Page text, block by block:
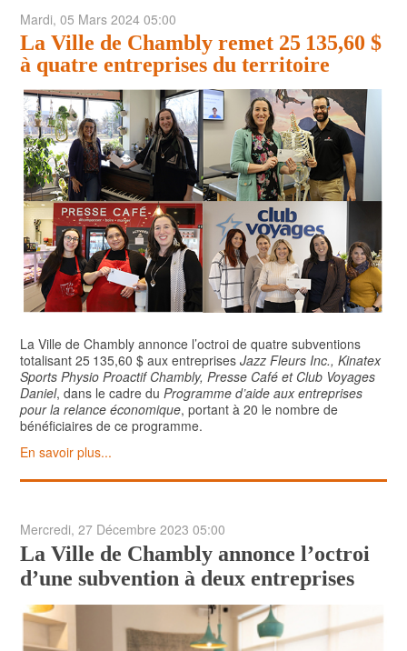
POLITIQUE
ARTS ET SPECTACLES
ENVIRONNEMENT
ÉCONOMIE
ÉDUCATION
Mardi, 05 Mars 2024 05:00
La Ville de Chambly remet 25 135,60 $
à quatre entreprises du territoire
La Ville de Chambly annonce l’octroi de quatre subventions
totalisant 25 135,60 $ aux entreprises Jazz Fleurs Inc., Kinatex
Sports Physio Proactif Chambly, Presse Café et Club Voyages
Daniel, dans le cadre du Programme d’aide aux entreprises
pour la relance économique, portant à 20 le nombre de
bénéficiaires de ce programme.
En savoir plus...
Mercredi, 27 Décembre 2023 05:00
La Ville de Chambly annonce l’octroi
d’une subvention à deux entreprises